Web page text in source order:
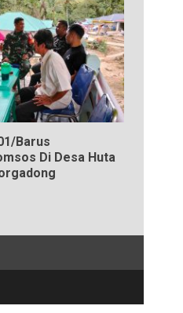
Barus
Di Desa Huta